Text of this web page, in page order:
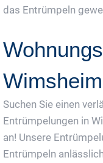
das Entrümpeln
Wimsheim
Suchen Sie einen
Entrümpelungen in
an! Unsere
Entrümpeln